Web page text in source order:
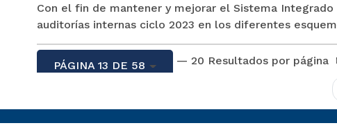
Con el fin de mantener y mejorar el Sistema
auditorías internas ciclo 2023 en los diferentes
PÁGINA 13 DE 58 — 20 Resultados por página